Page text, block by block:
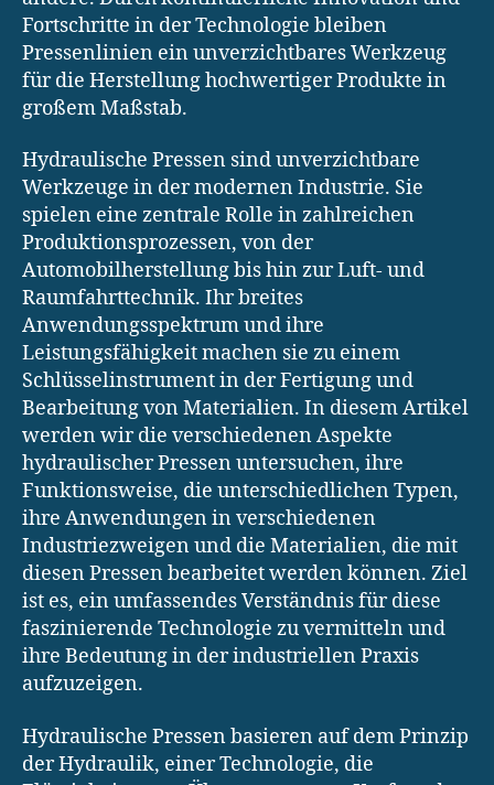
Fortschritte in der Technologie bleiben
Pressenlinien ein unverzichtbares Werkzeug
für die Herstellung hochwertiger Produkte in
großem Maßstab.
Hydraulische Pressen sind unverzichtbare
Werkzeuge in der modernen Industrie. Sie
spielen eine zentrale Rolle in zahlreichen
Produktionsprozessen, von der
Automobilherstellung bis hin zur Luft- und
Raumfahrttechnik. Ihr breites
Anwendungsspektrum und ihre
Leistungsfähigkeit machen sie zu einem
Schlüsselinstrument in der Fertigung und
Bearbeitung von Materialien. In diesem Artikel
werden wir die verschiedenen Aspekte
hydraulischer Pressen untersuchen, ihre
Funktionsweise, die unterschiedlichen Typen,
ihre Anwendungen in verschiedenen
Industriezweigen und die Materialien, die mit
diesen Pressen bearbeitet werden können. Ziel
ist es, ein umfassendes Verständnis für diese
faszinierende Technologie zu vermitteln und
ihre Bedeutung in der industriellen Praxis
aufzuzeigen.
Hydraulische Pressen basieren auf dem Prinzip
der Hydraulik, einer Technologie, die